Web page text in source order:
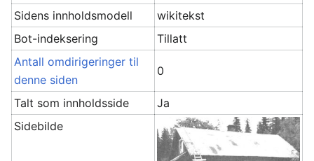
Sidens innholdsmodell
wikitekst
Bot-indeksering
Tillatt
Antall omdirigeringer til
denne siden
0
Talt som innholdsside
Ja
Sidebilde